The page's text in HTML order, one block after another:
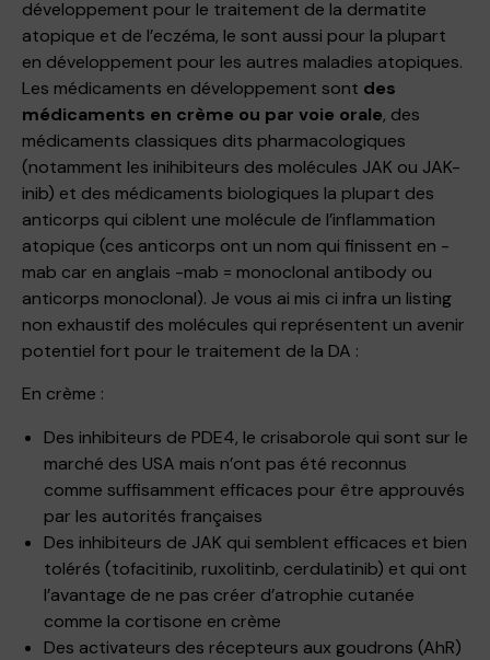
développement pour le traitement de la dermatite
atopique et de l’eczéma, le sont aussi pour la plupart
en développement pour les autres maladies atopiques.
Les médicaments en développement sont des
médicaments en crème ou par voie orale, des
médicaments classiques dits pharmacologiques
(notamment les inihibiteurs des molécules JAK ou JAK-
inib) et des médicaments biologiques la plupart des
anticorps qui ciblent une molécule de l’inflammation
atopique (ces anticorps ont un nom qui finissent en -
mab car en anglais -mab = monoclonal antibody ou
anticorps monoclonal). Je vous ai mis ci infra un listing
non exhaustif des molécules qui représentent un avenir
potentiel fort pour le traitement de la DA :
En crème :
Des inhibiteurs de PDE4, le crisaborole qui sont sur le
marché des USA mais n’ont pas été reconnus
comme suffisamment efficaces pour être approuvés
par les autorités françaises
Des inhibiteurs de JAK qui semblent efficaces et bien
tolérés (tofacitinib, ruxolitinb, cerdulatinib) et qui ont
l’avantage de ne pas créer d’atrophie cutanée
comme la cortisone en crème
Des activateurs des récepteurs aux goudrons (AhR)